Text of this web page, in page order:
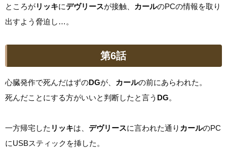
ところがリッキにデヴリースが接触、 カールのPCの情報を取り
出すよう脅迫し…。
第6話
心臓発作で死んだはずのDGが、 カールの前にあらわれた。
死んだことにする方がいいと判断したと言う DG。
一方帰宅した リッキは、 デヴリースに言われた通り カールのPC
にUSBスティックを挿した。